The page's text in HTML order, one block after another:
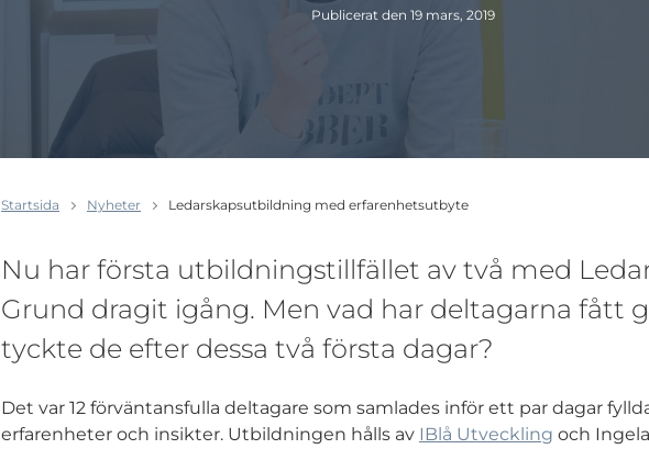
Publicerat den 19 mars, 2019
Startsida Nyheter Ledarskapsutbildning med erfarenhetsutbyte
Nu har första utbildningstillfället av två med
Grund dragit igång. Men vad har deltagarna fått
tyckte de efter dessa två första dagar?
Det var 12 förväntansfulla deltagare som samlades inför ett par dagar
erfarenheter och insikter. Utbildningen hålls av IBlå Utveckling och